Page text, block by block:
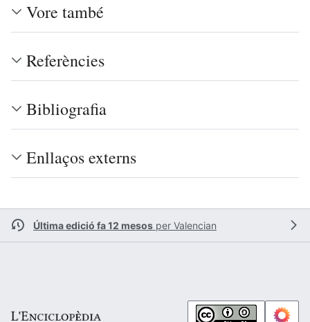
Vore també
Referències
Bibliografia
Enllaços externs
Última edició fa 12 mesos per Valencian